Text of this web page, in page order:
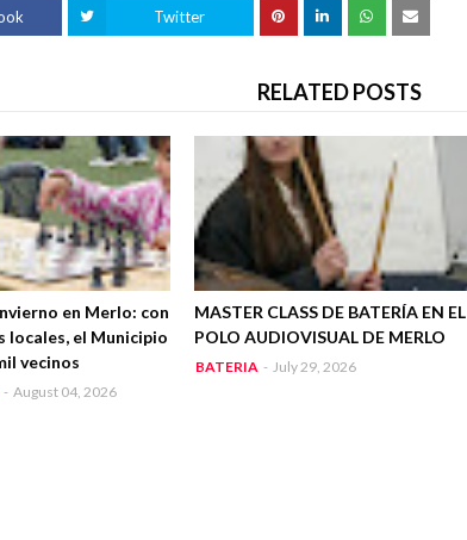
Twitter
RELATED POSTS
en Merlo: con
locales, el Municipio
vecinos
- August 04, 2026
MASTER CLASS DE BATERÍA EN EL
POLO AUDIOVISUAL DE MERLO
BATERIA - July 29, 2026